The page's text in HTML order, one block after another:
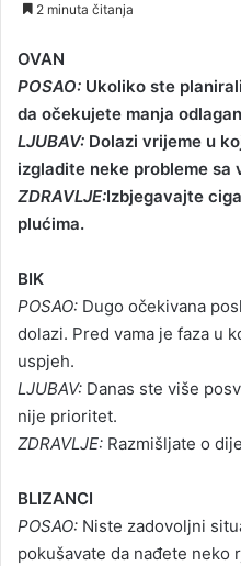
a
n
a
2 minuta čitanja
OVAN
POSAO: Ukoliko ste
da očekujete manja
LJUBAV: Dolazi vrijeme u
izgladite neke probleme sa
ZDRAVLJE:Izbjegavajte
plućima.
BIK
POSAO: Dugo očekivana
dolazi. Pred vama je faza u
uspjeh.
LJUBAV: Danas ste više
nije prioritet.
ZDRAVLJE: Razmišljate o
BLIZANCI
POSAO: Niste zadovoljni
pokušavate da nađete neko